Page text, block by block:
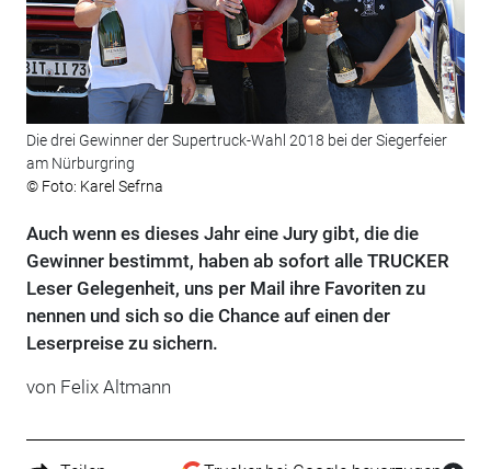
Die drei Gewinner der Supertruck-Wahl 2018 bei der Siegerfeier
am Nürburgring
© Foto: Karel Sefrna
Auch wenn es dieses Jahr eine Jury gibt, die die
Gewinner bestimmt, haben ab sofort alle TRUCKER
Leser Gelegenheit, uns per Mail ihre Favoriten zu
nennen und sich so die Chance auf einen der
Leserpreise zu sichern.
von Felix Altmann